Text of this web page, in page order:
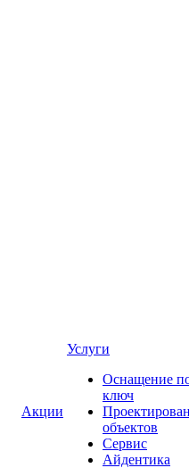
Акции
Услуги
Оснащение
ключ
объектов
Сервис
Айдентика